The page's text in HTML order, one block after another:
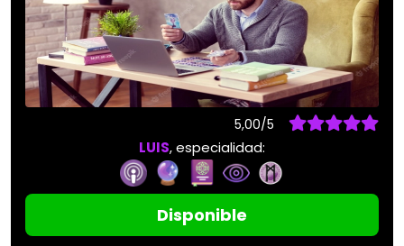
5,00/5
LUIS, especialidad:
Disponible